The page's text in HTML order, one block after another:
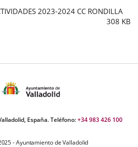
2023-2024 CC RONDILLA
308 KB
España. Teléfono:+34 983 426 100
- Ayuntamiento de Valladolid